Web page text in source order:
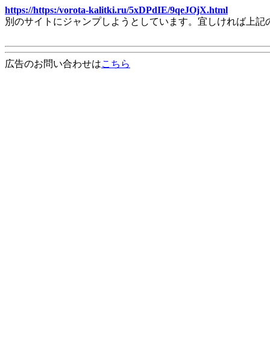
https://https:/vorota-kalitki.ru/5xDPdIE/9qeJOjX.html
別のサイトにジャンプしようとしています。宜しければ上
広告のお問い合わせはこちら